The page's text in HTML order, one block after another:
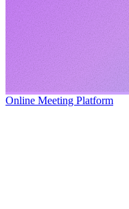
Online Meeting Platform